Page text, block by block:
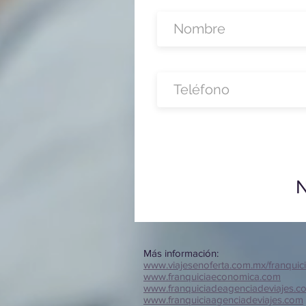
Más información:
www.viajesenoferta.com.mx/
www.franquiciaeconomica.com
www.franquiciaagenciadeviajes.com